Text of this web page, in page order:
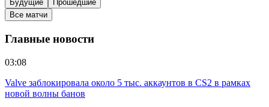
Будущие
Прошедшие
Все матчи
Главные новости
03:08
Valve заблокировала около 5 тыс. аккаунтов в CS2 в рамках
новой волны банов